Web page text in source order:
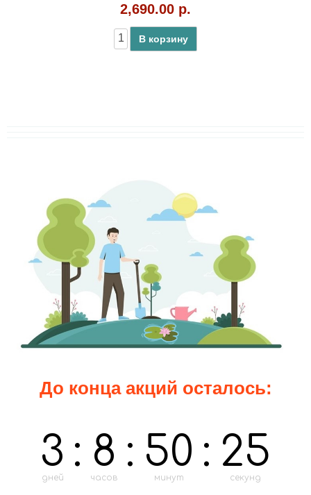
2,690.00 р.
В корзину
До конца акций осталось:
3
дней
: 8
часов
: 50
минут
: 23
секунд